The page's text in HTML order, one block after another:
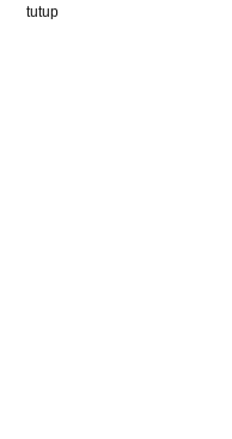
tutup